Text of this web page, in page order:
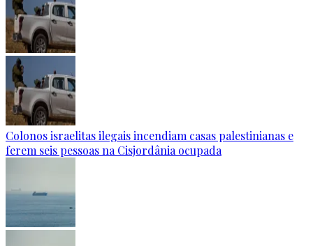
Colonos israelitas ilegais incendiam casas palestinianas e
ferem seis pessoas na Cisjordânia ocupada